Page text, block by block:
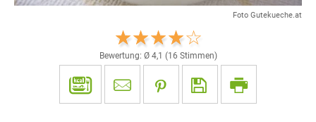
Foto Gutekueche.at
Bewertung: Ø 4,1 (16 Stimmen)